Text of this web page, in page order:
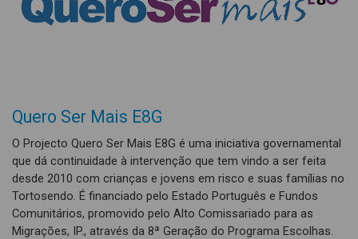
Quero Ser Mais E8G
O Projecto Quero Ser Mais E8G é uma iniciativa governamental
que dá continuidade à intervenção que tem vindo a ser feita
desde 2010 com crianças e jovens em risco e suas famílias no
Tortosendo. É financiado pelo Estado Português e Fundos
Comunitários, promovido pelo Alto Comissariado para as
Migrações, IP., através da 8ª Geração do Programa Escolhas.